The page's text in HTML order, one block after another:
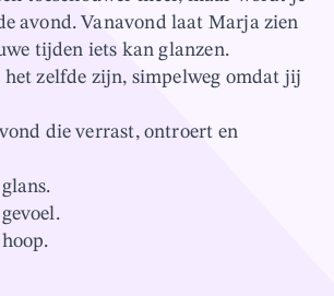
avond. Vanavond laat Marja zien
tijden iets kan glanzen.
het zelfde zijn, simpelweg omdat jij
die verrast, ontroert en